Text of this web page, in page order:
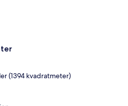
(1394 kvadratmeter)